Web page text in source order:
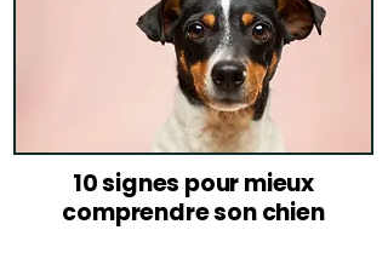
10 signes pour mieux
comprendre son chien